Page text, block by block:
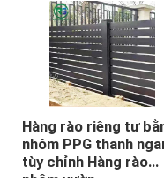
Hàng rào nhôm
Kẹp trên trần kim loại
Hệ thống che nắng
Hàng rào riêng tư
nhôm PPG thanh
tùy chỉnh Hàng rào
nhôm vườn